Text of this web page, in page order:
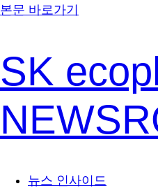
본문 바로가기
SK
뉴스 인사이드